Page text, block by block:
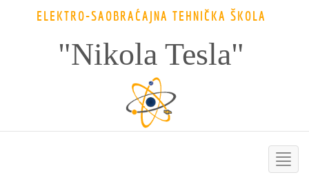
ELEKTRO-SAOBRAĆAJNA TEHNIČKA ŠKOLA
"Nikola Tesla"